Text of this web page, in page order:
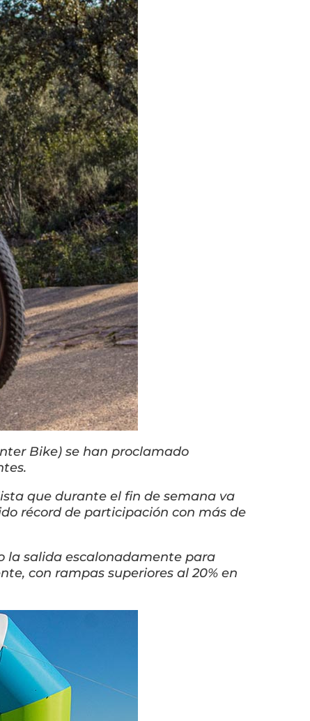
Bike) se han proclamado
que durante el fin de semana va
récord de participación con más de
la salida escalonadamente para
con rampas superiores al 20% en